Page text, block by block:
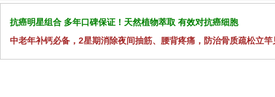
抗癌明星组合 多年口碑保证！天然植物萃取 有效对抗癌细胞
中老年补钙必备，2星期消除夜间抽筋、腰背疼痛，防治骨质疏松立竿